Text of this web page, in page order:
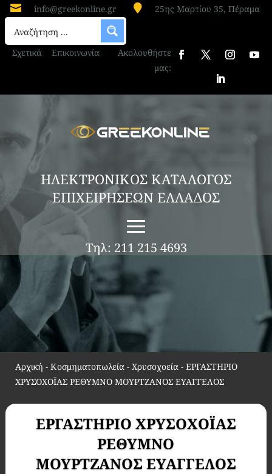
 info@greekonline.gr  25ης Μαρτίου 35, Πέραμα
Σχετικά Επικοινωνία
Ακολουθήστε
μας:
ΗΛΕΚΤΡΟΝΙΚΟΣ ΚΑΤΑΛΟΓΟΣ
ΕΠΙΧΕΙΡΗΣΕΩΝ ΕΛΛΑΔΟΣ
Τηλ: 211 215 4693
Αρχική - Κοσμηματοπωλεία - Χρυσοχοεία- ΕΡΓΑΣΤΗΡΙΟ
ΧΡΥΣΟΧΟΪΑΣ ΡΕΘΥΜΝΟ ΜΟΥΡΤΖΑΝΟΣ ΕΥΑΓΓΕΛΟΣ
ΕΡΓΑΣΤΗΡΙΟ ΧΡΥΣΟΧΟΪΑΣ
ΡΕΘΥΜΝΟ
ΜΟΥΡΤΖΑΝΟΣ ΕΥΑΓΓΕΛΟΣ